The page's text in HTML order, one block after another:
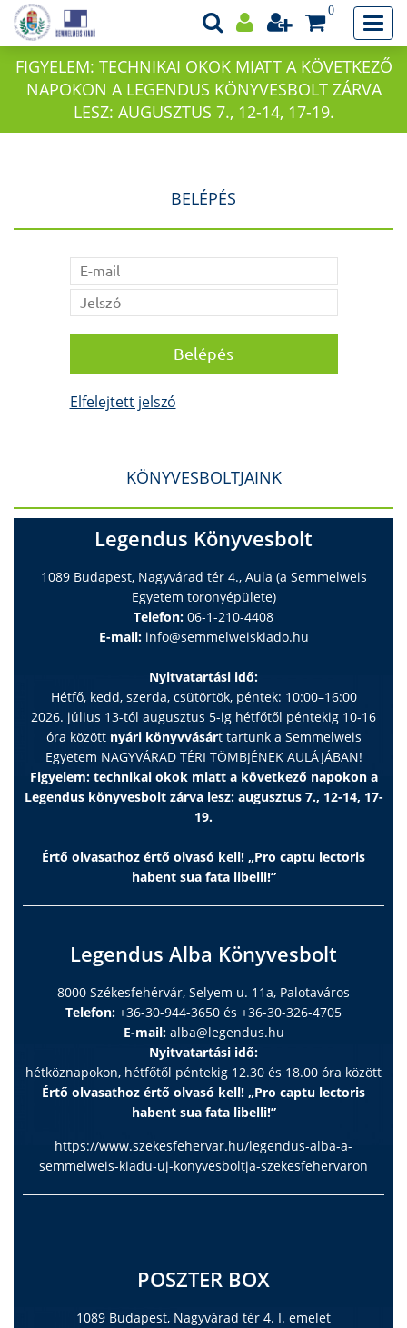
0
FIGYELEM: TECHNIKAI OKOK MIATT A KÖVETKEZŐ
NAPOKON A LEGENDUS KÖNYVESBOLT ZÁRVA
LESZ: AUGUSZTUS 7., 12-14, 17-19.
BELÉPÉS
Elfelejtett jelszó
KÖNYVESBOLTJAINK
Legendus Könyvesbolt
1089 Budapest, Nagyvárad tér 4., Aula (a Semmelweis
Egyetem toronyépülete)
Telefon: 06-1-210-4408
E-mail: info@semmelweiskiado.hu
Nyitvatartási idő:
Hétfő, kedd, szerda, csütörtök, péntek: 10:00–16:00
2026. július 13-tól augusztus 5-ig hétfőtől péntekig 10-16
óra között nyári könyvvásárt tartunk a Semmelweis
Egyetem NAGYVÁRAD TÉRI TÖMBJÉNEK AULÁJÁBAN!
Figyelem: technikai okok miatt a következő napokon a
Legendus könyvesbolt zárva lesz: augusztus 7., 12-14, 17-
19.
Értő olvasathoz értő olvasó kell! „Pro captu lectoris
habent sua fata libelli!”
Legendus Alba Könyvesbolt
8000 Székesfehérvár, Selyem u. 11a, Palotaváros
Telefon: +36-30-944-3650 és +36-30-326-4705
E-mail: alba@legendus.hu
Nyitvatartási idő:
hétköznapokon, hétfőtől péntekig 12.30 és 18.00 óra között
Értő olvasathoz értő olvasó kell! „Pro captu lectoris
habent sua fata libelli!”
https://www.szekesfehervar.hu/legendus-alba-a-
semmelweis-kiadu-uj-konyvesboltja-szekesfehervaron
POSZTER BOX
1089 Budapest, Nagyvárad tér 4. I. emelet